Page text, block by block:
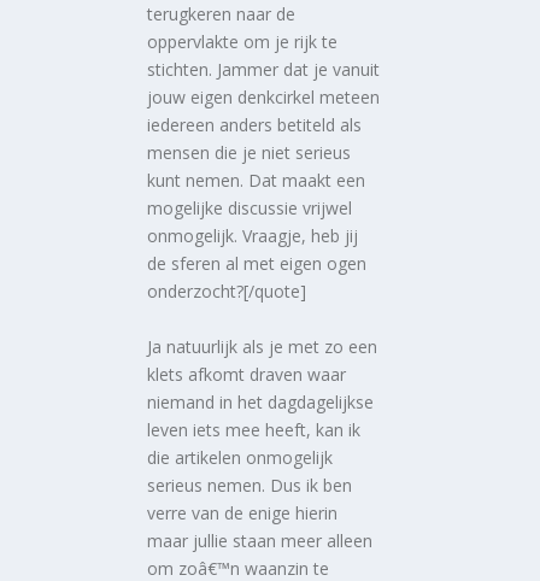
terugkeren naar de
oppervlakte om je rijk te
stichten. Jammer dat je vanuit
jouw eigen denkcirkel meteen
iedereen anders betiteld als
mensen die je niet serieus
kunt nemen. Dat maakt een
mogelijke discussie vrijwel
onmogelijk. Vraagje, heb jij
de sferen al met eigen ogen
onderzocht?[/quote]
Ja natuurlijk als je met zo een
klets afkomt draven waar
niemand in het dagdagelijkse
leven iets mee heeft, kan ik
die artikelen onmogelijk
serieus nemen. Dus ik ben
verre van de enige hierin
maar jullie staan meer alleen
om zoâ€™n waanzin te